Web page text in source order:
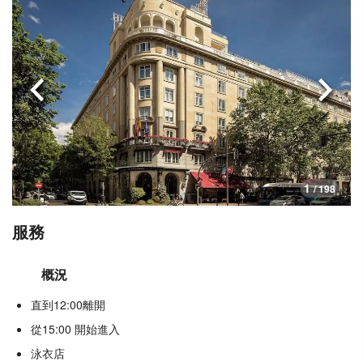
1 / 198
上一頁 下一
服務
概況
直到12:00離開
從15:00 開始進入
泳衣店